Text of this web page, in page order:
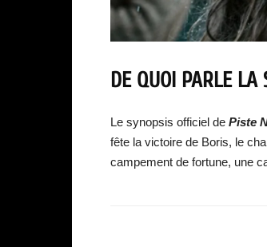
DE QUOI PARLE LA
Le synopsis officiel de Piste
fête la victoire de Boris, le
campement de fortune, une